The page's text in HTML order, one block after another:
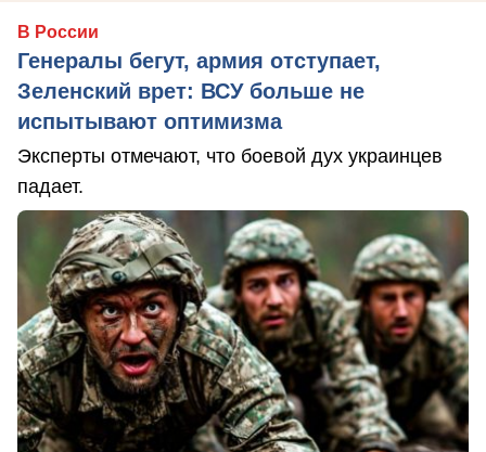
В России
Генералы бегут, армия отступает,
Зеленский врет: ВСУ больше не
испытывают оптимизма
Эксперты отмечают, что боевой дух украинцев
падает.